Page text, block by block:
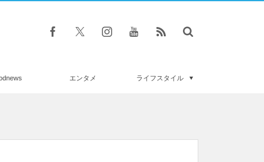
エンタメ ライフスタイル